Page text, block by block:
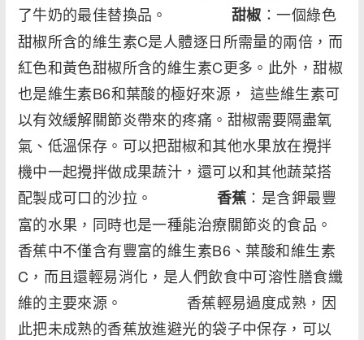
了牛奶的最佳替換品。甜椒 ：一個綠色
甜椒所含的維生素C是人體逐日所需量的兩倍，而
紅色和黃色甜椒所含的維生素C更多。此外，甜椒
也是維生素B6和葉酸的極好來源， 這些維生素可
以有效緩解關節炎帶來的疼痛。甜椒需要隔盡氧
氣、低溫保存。可以把甜椒和其他水果放在攪拌
機中一起攪拌做成果蔬汁，還可以和其他蔬菜搭
配製成可口的沙拉。 香蕉 ：是含鉀最豐
富的水果，同時也是一種能治療關節炎的食品。
香蕉中不僅含有豐富的維生素B6、葉酸和維生素
C，而且還輕易消化，是人們飲食中可溶性膳食纖
維的主要來源。 香蕉輕易過度成熟，因
此把未成熟的香蕉放進避光的袋子中保存，可以